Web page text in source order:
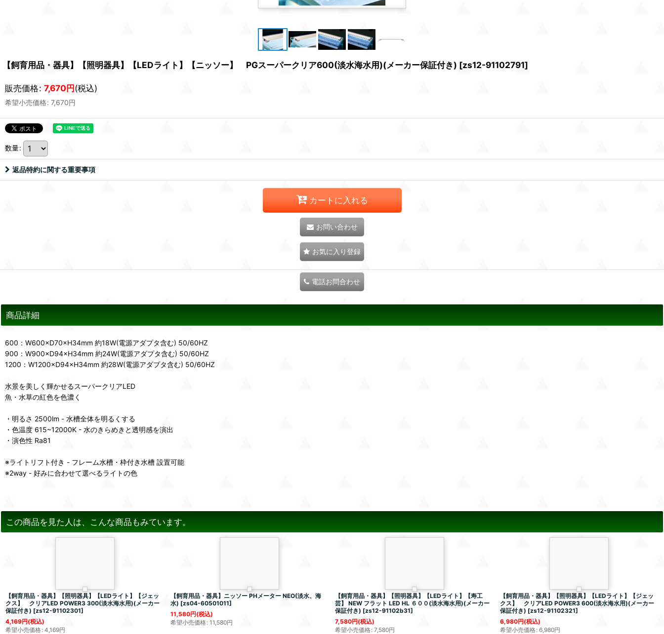
【飼育用品・器具】【照明器具】【LEDライト】【ニッソー】 PGスーパークリア600(淡水海水用)(メーカー保証付き) [zs12-91102791]
販売価格: 7,670円(税込)
希望小売価格: 7,670円
数量:
返品特約に関する重要事項
カートに入れる
お問い合わせ
お気に入り登録
電話お問合わせ
商品詳細
600：W600×D70×H34mm 約18W(電源アダプタ含む) 50/60HZ
900：W900×D94×H34mm 約24W(電源アダプタ含む) 50/60HZ
1200：W1200×D94×H34mm 約28W(電源アダプタ含む) 50/60HZ
水景を美しく輝かせるスーパークリアLED
魚・水草の紅色を色濃く
・明るさ 2500lm - 水槽全体を明るくする
・色温度 615~12000K - 水のきらめきと透明感を演出
・演色性 Ra81
※ライトリフト付き - フレーム水槽・枠付き水槽 設置可能
※2way - 好みに合わせて選べるライトの色
この商品を見た人は、こんな商品もみています。
【飼育用品・器具】【照明器具】【LEDライト】【ジェッ
クス】 クリアLED POWER3 300(淡水海水用)(メーカー
保証付き) [zs12-91102301]
4,169円(税込)
希望小売価格: 4,169円
【飼育用品・器具】ニッソー PHメーター NEO(淡水、海
水) [zs04-60501011]
11,580円(税込)
希望小売価格: 11,580円
【飼育用品・器具】【照明器具】【LEDライト】【寿工
芸】 NEW フラット LED HL ６００(淡水海水用)(メーカー
保証付き) [zs12-91102b31]
7,580円(税込)
希望小売価格: 7,580円
【飼育用品・器具】【照明器具】【LEDライト】【ジェッ
クス】 クリアLED POWER3 600(淡水海水用)(メーカー
保証付き) [zs12-91102321]
6,980円(税込)
希望小売価格: 6,980円